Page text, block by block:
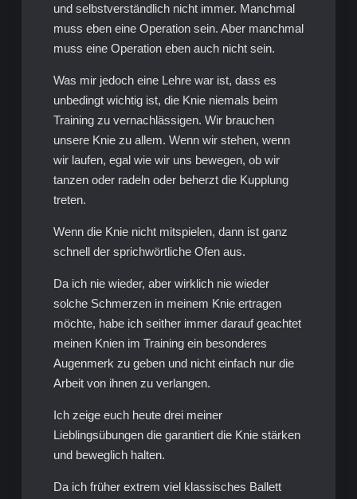
und selbstverständlich nicht immer. Manchmal
muss eben eine Operation sein. Aber manchmal
muss eine Operation eben auch nicht sein.
Was mir jedoch eine Lehre war ist, dass es
unbedingt wichtig ist, die Knie niemals beim
Training zu vernachlässigen. Wir brauchen
unsere Knie zu allem. Wenn wir stehen, wenn
wir laufen, egal wie wir uns bewegen, ob wir
tanzen oder radeln oder beherzt die Kupplung
treten.
Wenn die Knie nicht mitspielen, dann ist ganz
schnell der sprichwörtliche Ofen aus.
Da ich nie wieder, aber wirklich nie wieder
solche Schmerzen in meinem Knie ertragen
möchte, habe ich seither immer darauf geachtet
meinen Knien im Training ein besonderes
Augenmerk zu geben und nicht einfach nur die
Arbeit von ihnen zu verlangen.
Ich zeige euch heute drei meiner
Lieblingsübungen die garantiert die Knie stärken
und beweglich halten.
Da ich früher extrem viel klassisches Ballett